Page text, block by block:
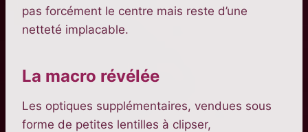
pas forcément le centre mais reste d’une
netteté implacable.
La macro révélée
Les optiques supplémentaires, vendues sous
forme de petites lentilles à clipser,